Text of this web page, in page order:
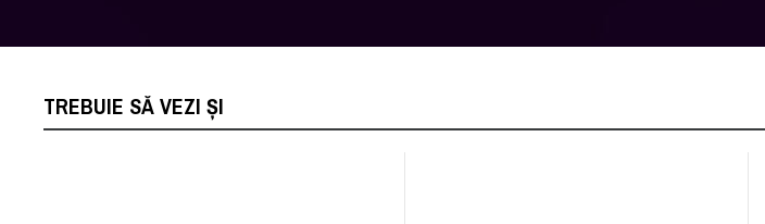
TREBUIE SĂ VEZI ȘI